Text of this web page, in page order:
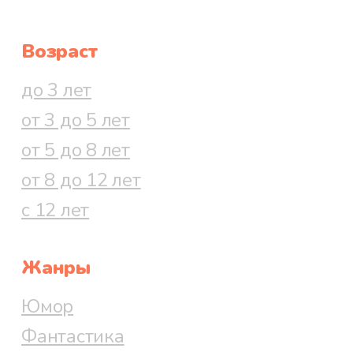
Возраст
до 3 лет
от 3 до 5 лет
от 5 до 8 лет
от 8 до 12 лет
с 12 лет
Жанры
Юмор
Фантастика